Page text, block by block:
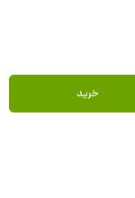
خرید